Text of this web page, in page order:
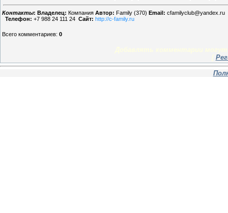
Контакты: Владелец: Компания Автор: Family (370) Email: cfamilyclub@yandex.ru
Телефон: +7 988 24 111 24 Сайт: http://c-family.ru
Всего комментариев: 0